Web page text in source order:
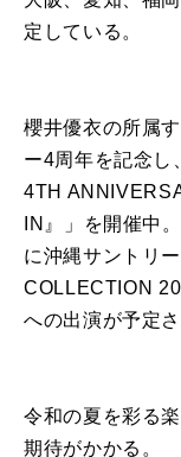
定している。
櫻井優衣の所属
ー4周年を記念
4TH
IN』」を開催中
に沖縄サントリ
COLLECTION
への出演が予定さ
令和の夏を彩る
期待がかかる。